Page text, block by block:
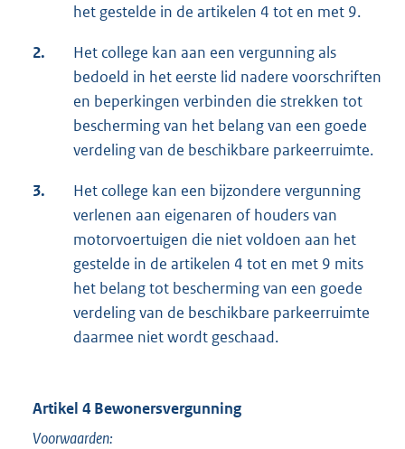
het gestelde in de artikelen 4 tot en met 9.
2.
Het college kan aan een vergunning als
bedoeld in het eerste lid nadere voorschriften
en beperkingen verbinden die strekken tot
bescherming van het belang van een goede
verdeling van de beschikbare parkeerruimte.
3.
Het college kan een bijzondere vergunning
verlenen aan eigenaren of houders van
motorvoertuigen die niet voldoen aan het
gestelde in de artikelen 4 tot en met 9 mits
het belang tot bescherming van een goede
verdeling van de beschikbare parkeerruimte
daarmee niet wordt geschaad.
Artikel 4 Bewonersvergunning
Voorwaarden: